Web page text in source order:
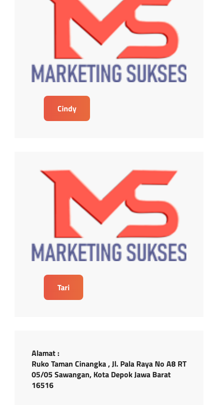
Cindy
Tari
Alamat :
Ruko Taman Cinangka , Jl. Pala Raya No A8 RT
05/05 Sawangan, Kota Depok Jawa Barat
16516